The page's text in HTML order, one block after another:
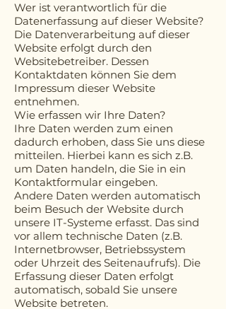
Wer ist verantwortlich für die
Datenerfassung auf dieser Website?
Die Datenverarbeitung auf dieser
Website erfolgt durch den
Websitebetreiber. Dessen
Kontaktdaten können Sie dem
Impressum dieser Website
entnehmen.
Wie erfassen wir Ihre Daten?
Ihre Daten werden zum einen
dadurch erhoben, dass Sie uns diese
mitteilen. Hierbei kann es sich z.B.
um Daten handeln, die Sie in ein
Kontaktformular eingeben.
Andere Daten werden automatisch
beim Besuch der Website durch
unsere IT-Systeme erfasst. Das sind
vor allem technische Daten (z.B.
Internetbrowser, Betriebssystem
oder Uhrzeit des Seitenaufrufs). Die
Erfassung dieser Daten erfolgt
automatisch, sobald Sie unsere
Website betreten.